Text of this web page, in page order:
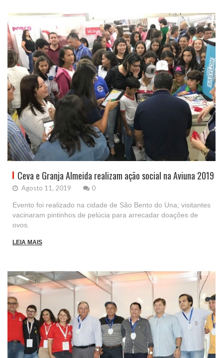
Ceva e Granja Almeida realizam ação social na Aviuna 2019
Agosto 11, 2019 0
Evento foi realizado na cidade de São Bento do Una; visitantes
vacinaram pintinhos de pelúcia para arrecadar doações de
ovos.
LEIA MAIS